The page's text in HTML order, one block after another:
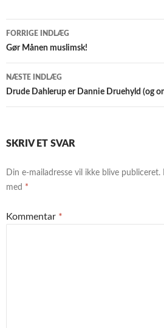
Indlægsnavigation
FORRIGE INDLÆG
Gør Månen muslimsk!
NÆSTE INDLÆG
Drude Dahlerup er Dannie Druehyld (og
SKRIV ET SVAR
Din e-mailadresse vil ikke blive publiceret.
med *
Kommentar *